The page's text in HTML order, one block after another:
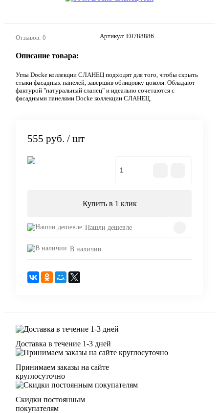
Отзывов: 0 Артикул: E0788886
Описание товара:
Углы Docke коллекции СЛАНЕЦ подходят для того, чтобы скрыть
стыки фасадных панелей, завершив облицовку цоколя. Обладают
фактурой "натуральный сланец" и идеально сочетаются с
фасадными панелями Docke коллекции СЛАНЕЦ.
555 руб. / шт
Купить в 1 клик
Нашли дешевле
В наличии
Доставка в течение 1-3 дней
Принимаем заказы на сайте
круглосуточно
Скидки постоянным
покупателям